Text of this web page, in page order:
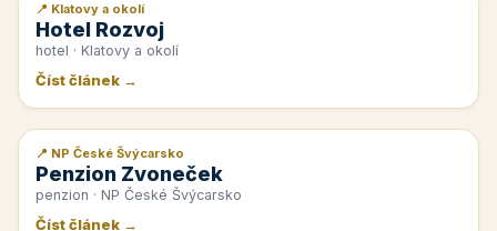
📰 PR článek
📍 Klatovy a okolí
Hotel Rozvoj
hotel · Klatovy a okolí
Číst článek →
📰 PR článek
📍 NP České Švýcarsko
Penzion Zvoneček
penzion · NP České Švýcarsko
Číst článek →